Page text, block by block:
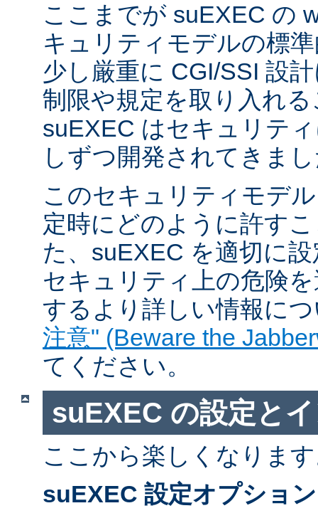
ここまでが suEXEC の
キュリティモデルの標
少し厳重に CGI/SSI 設
制限や規定を取り入れ
suEXEC はセキュリテ
しずつ開発されてきま
このセキュリティモデ
定時にどのように許す
た、suEXEC を適切に
セキュリティ上の危険
するより詳しい情報に
注意" (Beware the
てください。
suEXEC の設定と
ここから楽しくなりま
suEXEC 設定オプション